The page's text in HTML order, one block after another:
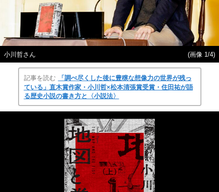
小川哲さん (画像 1/4)
記事を読む
「調べ尽くした後に豊穣な想像力の世界が残っ
ている」直木賞作家・小川哲×松本清張賞受賞・住田祐が語
る歴史小説の書き方と〈小説法〉